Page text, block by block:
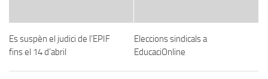
Es suspèn el judici de l’EPIF
fins el 14 d’abril
Eleccions sindicals a
EducaciOnline